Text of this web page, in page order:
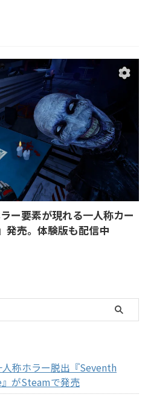
ー要素が現れる一人称カー
発売。体験版も配信中
称ホラー脱出『Seventh
がSteamで発売